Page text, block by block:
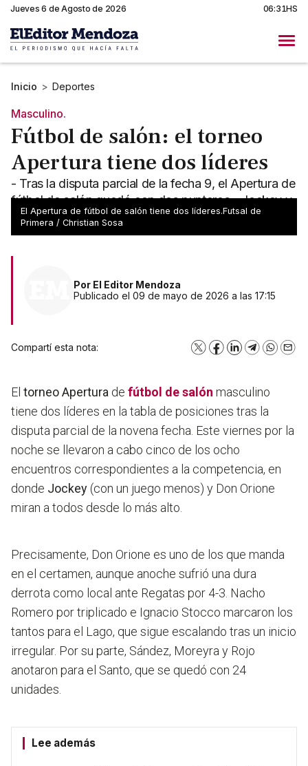
Jueves 6 de Agosto de 2026 06:31HS
Inicio > Deportes
Masculino.
Fútbol de salón: el torneo
Apertura tiene dos líderes
- Tras la disputa parcial de la fecha 9, el Apertura de
fútbol de salón quedó con dos punteros - Jockey y
Don Orione lideran
El Apertura de fútbol de salón tiene dos líderes.Futsal de
Primera / Christian Sosa
Por El Editor Mendoza
Publicado el 09 de mayo de 2026 a las 17:15
Compartí esta nota: X Facebook
LinkedInTelegram
El torneo Apertura de fútbol de salón masculino
tiene dos líderes en la tabla de posiciones tras la
disputa parcial de la novena fecha. Este viernes por la
noche se llevaron a cabo cinco de los ocho
encuentros correspondientes a la competencia, en
donde Jockey (con un juego menos) y Don Orione
miran a todos desde lo más alto.
Precisamente, Don Orione es uno de los que manda
en el certamen, aunque anoche sufrió una dura
derrota como local ante Regatas por 4-3. Nacho
Romero por triplicado e Ignacio Stocco marcaron los
tantos para el Lago, que sigue escalando tras un inicio
irregular. Por su parte, Sández, Moreyra y Rojo
anotaron para el Santo, que se quedó con 24
unidades.
Lee además